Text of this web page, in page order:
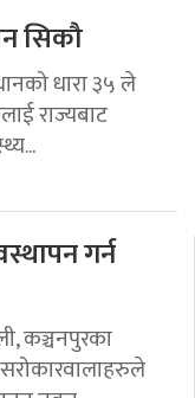
सिकौ
धारा ३५ ले
राज्यबाट
गर्न
कञ्चनपुरका
सरोकारवालाहरुले